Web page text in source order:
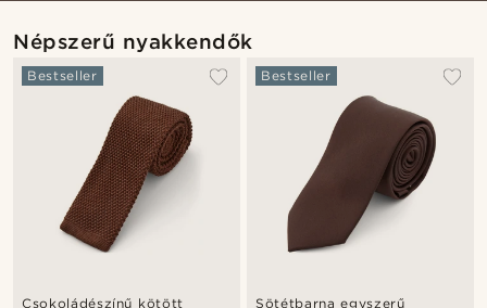
Népszerű nyakkendők
Csokoládészínű kötött
Bestseller
Sötétbarna egyszerű
Bestseller